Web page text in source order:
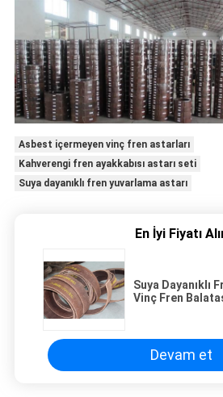
Asbest içermeyen vinç fren astarları
Kahverengi fren ayakkabısı astarı seti
Suya dayanıklı fren yuvarlama astarı
En İyi Fiyatı
Suya Dayanıklı
Vinç Fren
Devam et